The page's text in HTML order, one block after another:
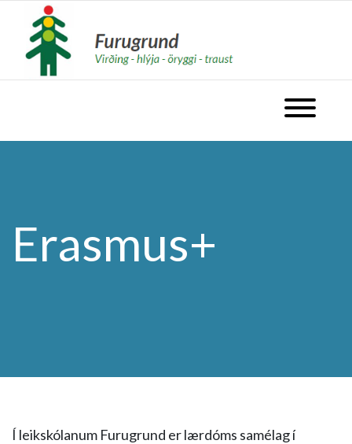
fara á forsíðu
Opna
Erasmus+
Í leikskólanum Furugrund er lærdóms samélag í